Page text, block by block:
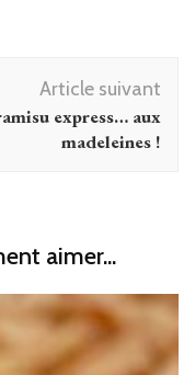
Article suivant
express… aux
madeleines !
aimer...